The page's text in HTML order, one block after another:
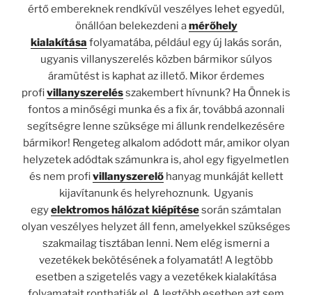
értő embereknek rendkívül veszélyes lehet egyedül,
önállóan belekezdeni amérőhely
kialakítása folyamatába, például egy új lakás során,
ugyanis villanyszerelés közben bármikor súlyos
áramütést is kaphat az illető. Mikor érdemes
profivillanyszerelésszakembert hívnunk? Ha Önnek is
fontos a minőségi munka és a fix ár, továbbá azonnali
segítségre lenne szüksége mi állunk rendelkezésére
bármikor! Rengeteg alkalom adódott már, amikor olyan
helyzetek adódtak számunkra is, ahol egy figyelmetlen
és nem profivillanyszerelőhanyag munkáját kellett
kijavítanunk és helyrehoznunk. Ugyanis
egyelektromos hálózat kiépítésesorán számtalan
olyan veszélyes helyzet áll fenn, amelyekkel szükséges
szakmailag tisztában lenni. Nem elég ismerni a
vezetékek bekötésének a folyamatát! A legtöbb
esetben a szigetelés vagy a vezetékek kialakítása